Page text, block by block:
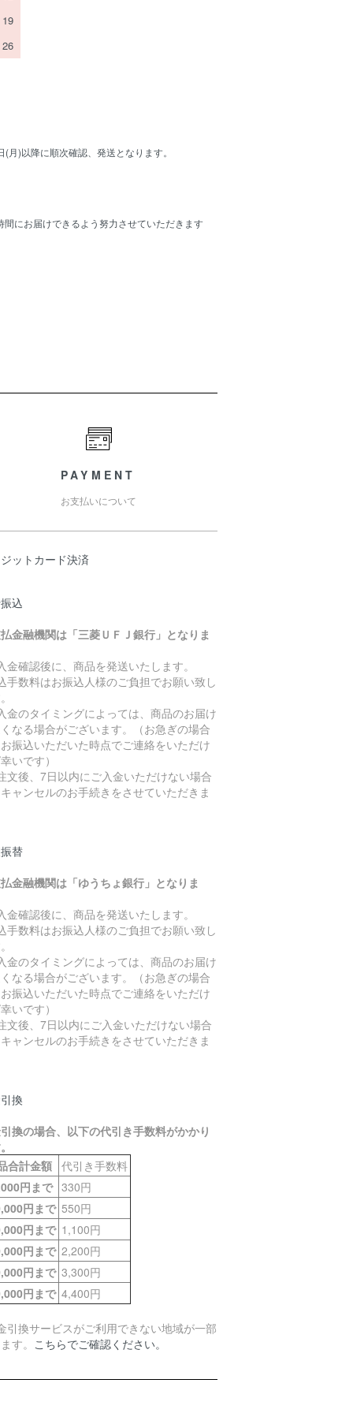
19
26
)以降に順次確認、発送となります。
にお届けできるよう努力させていただきます
PAYMENT
お支払いについて
ットカード決済
込
金融機関は「三菱ＵＦＪ銀行」となりま
金確認後に、商品を発送いたします。
手数料はお振込人様のご負担でお願い致し
金のタイミングによっては、商品のお届け
なる場合がございます。（お急ぎの場合
振込いただいた時点でご連絡をいただけ
いです）
文後、7日以内にご入金いただけない場合
ャンセルのお手続きをさせていただきま
替
金融機関は「ゆうちょ銀行」となりま
金確認後に、商品を発送いたします。
手数料はお振込人様のご負担でお願い致し
金のタイミングによっては、商品のお届け
なる場合がございます。（お急ぎの場合
振込いただいた時点でご連絡をいただけ
いです）
文後、7日以内にご入金いただけない場合
ャンセルのお手続きをさせていただきま
換
換の場合、以下の代引き手数料がかかり
合計金額
代引き手数料
円まで 330円
円まで 550円
円まで 1,100円
円まで 2,200円
円まで 3,300円
円まで 4,400円
引換サービスがご利用できない地域が一部
す。 こちらでご確認ください。